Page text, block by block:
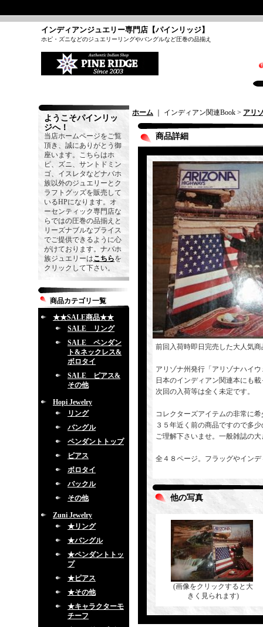
インディアンジュエリー専門店【パインリッジ】
ホピ・ズニなどのジュエリーリングやバングルなど圧巻の品揃え
ようこそパインリッ
ジへ！
当店ホームページをご覧
頂き、誠にありがとう御
座います。こちらはホ
ピ、ズニ、サントドミン
ゴ、イスレタなどナバホ
族以外のジュエリーとク
ラフトグッズを販売して
いるHPになります。オ
ーセンティック専門店な
らではの圧巻の品揃えと
リーズナブルなプライス
でご提供できるように心
がけております。ナバホ
族ジュエリーはこちらを
クリックして下さい。
商品カテゴリ一覧
★★SALE商品★★
SALE リング
SALE ペンダン
ト&ネックレス&
ボロタイ
SALE ピアス&
その他
Hopi Jewelry
リング
バングル
ペンダントトップ
ピアス
ボロタイ
バックル
その他
Zuni Jewelry
★リング
★バングル
★ペンダントトッ
プ
★ピアス
★その他
★キャラクターモ
チーフ
ホーム ｜ インディアン関連Book > アリ
商品詳細
前回入荷時即日完売した大人気
アリゾナ州発行「アリゾナハイ
日本のインディアン関連本にも
次回の入荷等は全く未定です。
コレクターズアイテムの非常に
３５年近く前の商品ですので多
ご理解下さいませ。一般雑誌の
全４８ページ。フラッグやイン
他の写真
(画像をクリックすると大
きく見られます)